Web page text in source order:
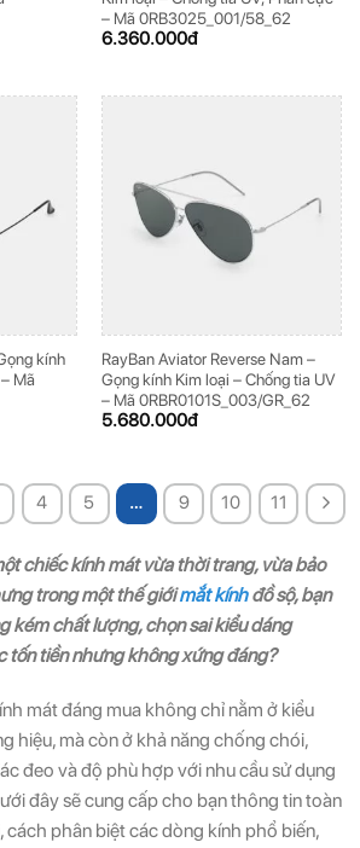
– Mã 0RB3025_001/58_62
6.360.000đ
kính
Mã
RayBan Aviator Reverse Nam –
Gọng kính Kim loại – Chống tia UV
– Mã 0RBR0101S_003/GR_62
5.680.000đ
4 5 … 9 10 11
chiếc kính mát vừa thời trang, vừa bảo
trong một thế giớimắt kínhđồ sộ, bạn
kém chất lượng, chọn sai kiểu dáng
tốn tiền nhưng không xứng đáng?
mát đáng mua không chỉ nằm ở kiểu
hiệu, mà còn ở khả năng chống chói,
đeo và độ phù hợp với nhu cầu sử dụng
đây sẽ cung cấp cho bạn thông tin toàn
cách phân biệt các dòng kính phổ biến,